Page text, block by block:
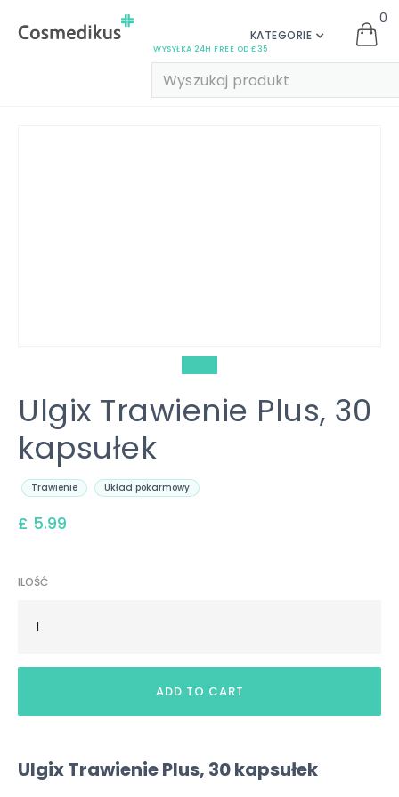
WYSYŁKA 24H FREE OD £35
KATEGORIE
0
Ulgix Trawienie Plus, 30
kapsułek
Trawienie Układ pokarmowy
£ 5.99
ILOŚĆ
Ulgix Trawienie Plus, 30 kapsułek